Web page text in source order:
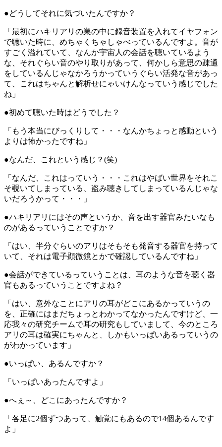
●どうしてそれに気づいたんですか？
「最初にハキリアリの巣の中に録音装置を入れてイヤフォン
で聴いた時に、めちゃくちゃしゃべっているんですよ。音が
すごく溢れていて、なんか宇宙人の会話を聴いているよう
な、それぐらい音のやり取りがあって、何かしら意思の疎通
をしているんじゃなかろうかっていうぐらい活発な音があっ
て、これはちゃんと解析せにゃいけんなっていう感じでした
ね」
●初めて聴いた時はどうでした？
「もう本当にびっくりして・・・なんかちょっと感動という
よりは怖かったですね」
●なんだ、これという感じ？(笑)
「なんだ、これはっていう・・・これはやばい世界をそれこ
そ覗いてしまっている、盗み聴きしてしまっているんじゃな
いだろうかって・・・」
●ハキリアリにはその声というか、音を出す器官みたいなも
のがあるっていうことですか？
「はい、半分ぐらいのアリはそもそも発音する器官を持って
いて、それは電子顕微鏡とかで確認しているんですね」
●会話ができているっていうことは、耳のような音を聴く器
官もあるっていうことですよね？
「はい、意外なことにアリの耳がどこにあるかっていうの
を、正確にはまだちょっとわかってなかったんですけど、一
応我々の研究チームで耳の研究もしていまして、今のところ
アリの耳は確実にちゃんと、しかもいっぱいあるっていうの
がわかっています」
●いっぱい、あるんですか？
「いっぱいあったんですよ」
●へぇ～、どこにあったんですか？
「各足に2個ずつあって、触覚にもあるので14個あるんです
よ」